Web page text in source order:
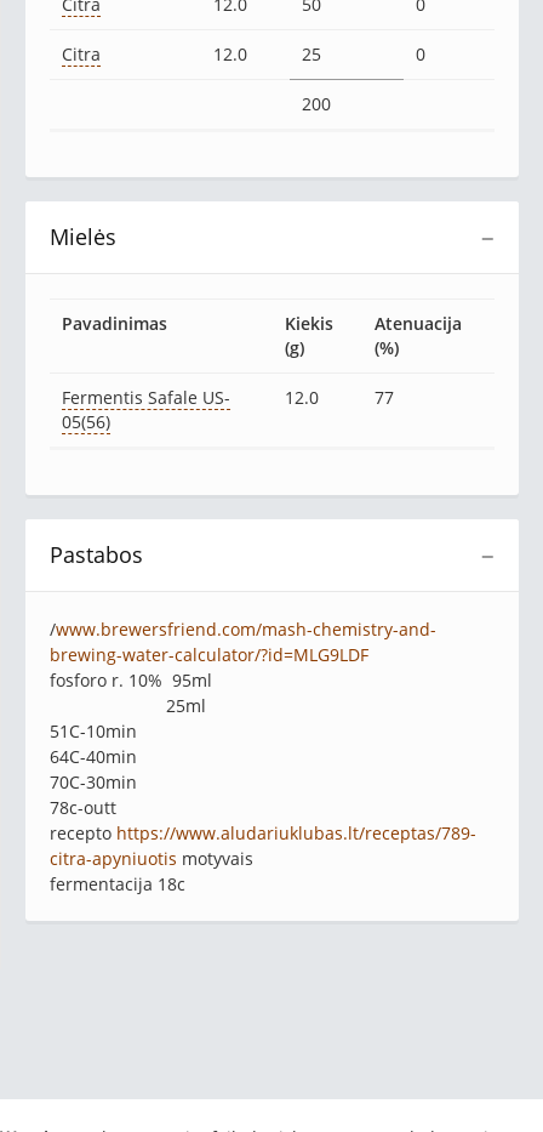
Citra 12.0 25 0
200
−
Mielės
Pavadinimas
Kiekis
(g)
Atenuacija
(%)
Fermentis Safale US-
05(56)
12.0 77
−
Pastabos
/www.brewersfriend.com/mash-chemistry-and-
brewing-water-calculator/?id=MLG9LDF
fosforo r. 10% 95ml
25ml
51C-10min
64C-40min
70C-30min
78c-outt
recepto https://www.aludariuklubas.lt/receptas/789-
citra-apyniuotis motyvais
fermentacija 18c